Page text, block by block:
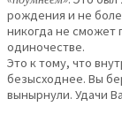
рождения и не
никогда не сможет
одиночестве.
Это к тому, что
безысходнее. Вы
вынырнули. Удачи